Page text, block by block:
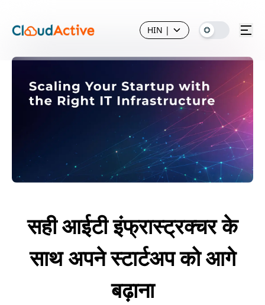
HIN |
सही आईटी इंफ्रास्ट्रक्चर के
साथ अपने स्टार्टअप को आगे
बढ़ाना